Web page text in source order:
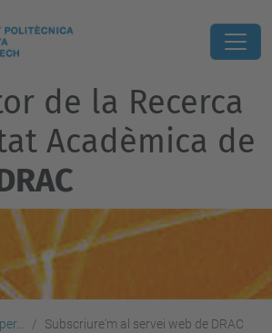
de la Recerca
Acadèmica de
Subscriure'm al servei web de DRAC